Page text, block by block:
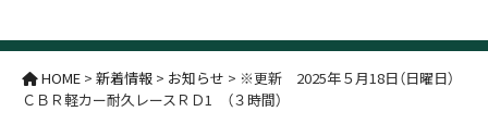
HOME > 新着情報 > お知らせ > ※更新 2025年５月18日（日曜日）
ＣＢＲ軽カー耐久レースＲＤ1 （３時間）